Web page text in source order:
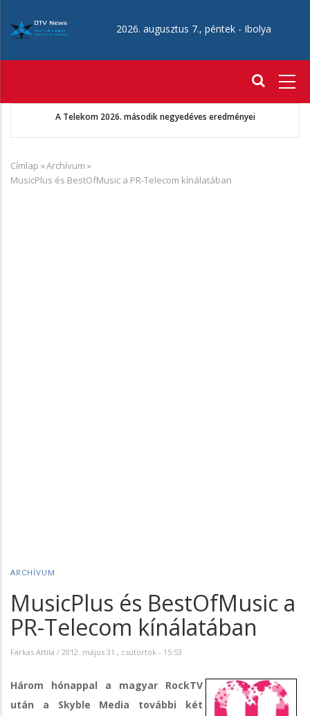
tartalomra
2026. augusztus 7., péntek - Ibolya
A Telekom 2026. második negyedéves eredményei
Morzsa
Címlap »Archívum »
MusicPlus és BestOfMusic a PR-Telecom kínálatában
ARCHÍVUM
MusicPlus és BestOfMusic a
PR-Telecom kínálatában
Farkas Attila / 2012. május 31., csütörtök - 15:53
Három hónappal a magyar RockTV
után a Skyble Media további két